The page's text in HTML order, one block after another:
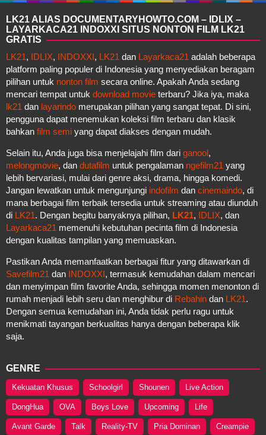
LK21 ALIAS DOCUMENTARYHOWTO.COM – IDLIX –
LAYARKACA21 INDOXXI SITUS NONTON FILM LK21
GRATIS
LK21, IDLIX, INDOXXI, LK21 dan Layarkaca21 adalah beberapa
platform paling populer di Indonesia yang menyediakan beragam
pilihan untuk nonton film secara online. Apakah Anda sedang
mencari tempat untuk download movie terbaru? Jika iya, maka
lk21 dan layarindo merupakan pilihan yang sangat tepat. Di sini,
pengguna dapat menemukan koleksi film terbaru dan klasik
bahkan film semi yang dapat diakses dengan mudah.
Selain itu, Anda juga bisa menjelajahi film dari ganool,
melongmovie, dan dutafilm untuk pengalaman ngefilm21 yang
lebih bervariasi, mulai dari genre aksi, drama, hingga komedi.
Jangan lewatkan untuk mengunjungi indofilm dan cinemaindo, di
mana berbagai film terbaik tersedia untuk streaming atau diunduh
di LK21. Dengan begitu banyaknya pilihan, LK21, IDLIX, dan
Layarkaca21 memenuhi kebutuhan pecinta film di Indonesia
dengan kualitas tampilan yang memuaskan.
Pastikan Anda memanfaatkan berbagai fitur yang ditawarkan di
Savefilm21 dan INDOXXI, termasuk kemudahan dalam mencari
dan menyimpan film favorite Anda, sehingga momen menonton di
rumah menjadi lebih seru dan menghibur di Rebahin dan LK21.
Dengan semua kemudahan ini, Anda tidak perlu ragu untuk
menikmati tayangan berkualitas hanya dengan beberapa klik
saja.
GENRE
Kekuatan Khusus Schoolgirl Shounen Live Action
DongHua OVA Boys Love Upcoming Life
Avant Garde Talk Reality-TV Pria Dominan Creampie